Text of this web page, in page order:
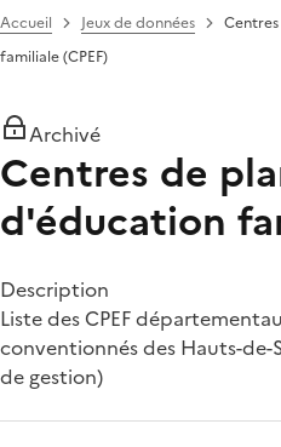
Accueil Jeux de données
familiale (CPEF)
Archivé
Centres de
d'éducation
Description
Liste des CPEF
conventionnés des Hauts-de-
de gestion)